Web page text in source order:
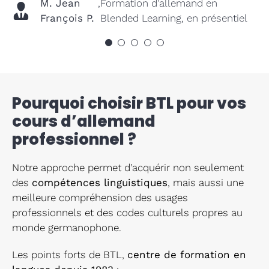
M. Jean
François P.
,Formation d'allemand en
Blended Learning, en présentiel
L.
Learning, allemand en présentiel
Steven
E.
Blended Learning en face à face
Ana
E.
développement - Allemand en Blended
Learning, face à face
Pourquoi choisir BTL pour vos
cours d’allemand
professionnel ?
Notre approche permet d’acquérir non seulement
des compétences linguistiques, mais aussi une
meilleure compréhension des usages
professionnels et des codes culturels propres au
monde germanophone.
Les points forts de BTL, centre de formation en